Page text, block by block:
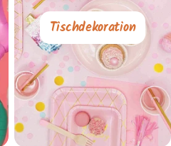
Tischdekoration